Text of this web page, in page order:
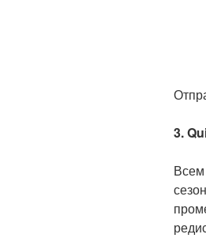
3.
Всем